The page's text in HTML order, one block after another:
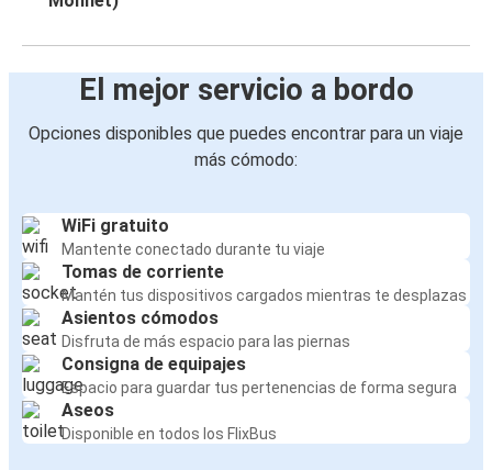
El mejor servicio a bordo
Opciones disponibles que puedes encontrar para un viaje
más cómodo:
WiFi gratuito
Mantente conectado durante tu viaje
Tomas de corriente
Mantén tus dispositivos cargados mientras te desplazas
Asientos cómodos
Disfruta de más espacio para las piernas
Consigna de equipajes
Espacio para guardar tus pertenencias de forma segura
Aseos
Disponible en todos los FlixBus